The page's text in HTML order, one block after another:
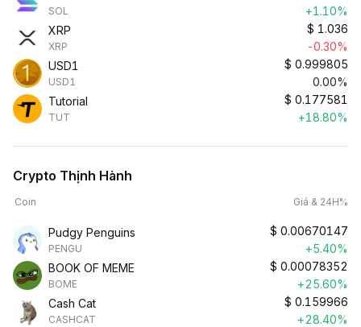
SOL
+1.10%
XRP
XRP
$ 1.036
-0.30%
USD1
USD1
$ 0.999805
0.00%
Tutorial
TUT
$ 0.177581
+18.80%
Crypto Thịnh Hành
Coin Giá & 24H%
Pudgy Penguins
PENGU
$ 0.00670147
+5.40%
BOOK OF MEME
BOME
$ 0.00078352
+25.60%
Cash Cat
CASHCAT
$ 0.159966
+28.40%